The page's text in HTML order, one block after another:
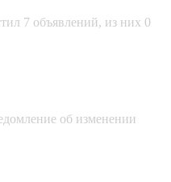
7 объявлений, из них 0
об изменении